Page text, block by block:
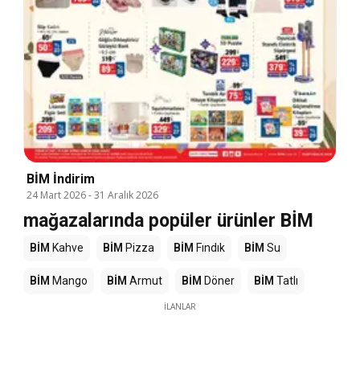
BİM İndirim
24 Mart 2026-31 Aralık 2026
mağazalarında popüler ürünler BİM
BİM Kahve BİM Pizza BİM Fındık BİM Su
BİM Mango BİM Armut BİM Döner BİM Tatlı
İLANLAR